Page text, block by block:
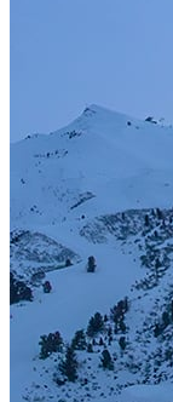
人们还可以看到橘
的海滩以及众多
第三大旅游城市。